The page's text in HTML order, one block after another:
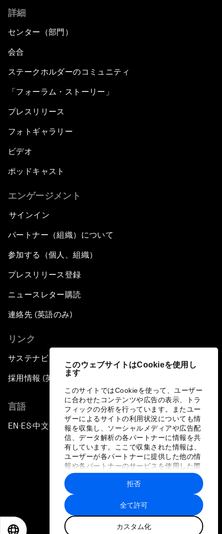
このウェブサイトはCookieを使用し
ます
このサイトではCookieを使って、ユーザー
に合わせたコンテンツや広告の表示、トラ
フィックの分析を行っています。またユー
ザーによるサイトの利用状況についても情
報を収集し、ソーシャルメディアや広告配
信、データ解析の各パートナーに情報を共
有しています。ここで収集された情報は、
ユーザーが各パートナーに提供した他の情
報や各パートナーのサービスを使用した際
に収集された情報と組み合わされ、各パー
トナーによって使用されることがありま
す。
全て許可
カスタム化
拒否
詳細
センター（部門）
会合
ステークホルダーのコミュニティ
「フォーラム・ストーリー」
プレスリリース
フォトギャラリー
ビデオ
ポッドキャスト
エンゲージメント
サインイン
パートナー（組織）について
参加する（個人、組織）
プレスリリース登録
ニュースレター購読
連絡先 (英語のみ)
リンク
サステナビリティへの取り組み
採用情報 (英語のみ)
言語
EN ▪ES▪中文▪ 日本語
プライバシーポリシーと利用規約
サイトマップ
©
世界経済フォーラム